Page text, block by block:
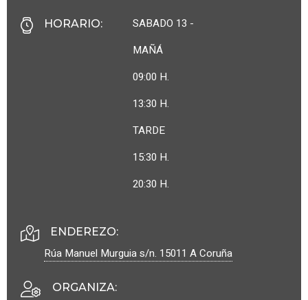
HORARIO:
SABADO 13 -
MAÑÁ
09:00 H.
13:30 H.
TARDE
15:30 H.
20:30 H.
ENDEREZO:
Rúa Manuel Murguia s/n. 15011 A Coruña
ORGANIZA: